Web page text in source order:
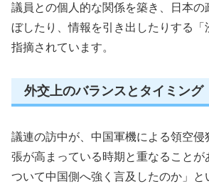
議員との個人的な関係を築き、日本の
ぼしたり、情報を引き出したりする「
指摘されています。
外交上のバランスとタイミング
議連の訪中が、中国軍機による領空侵
張が高まっている時期と重なることが
ついて中国側へ強く言及したのか」と